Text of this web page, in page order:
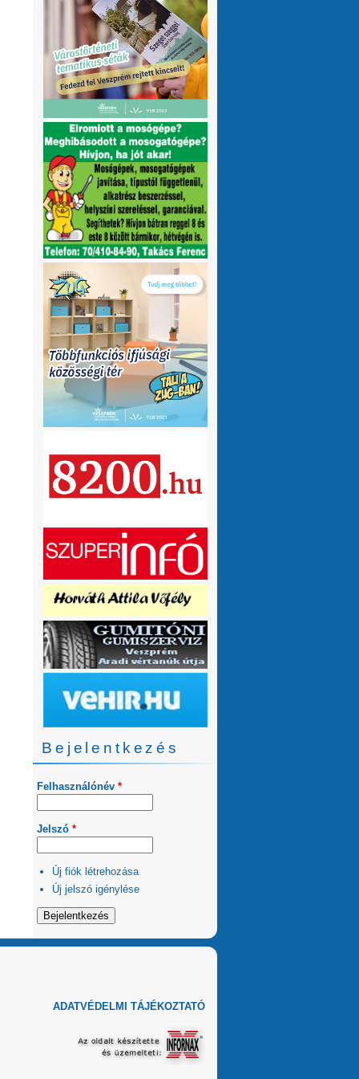
olvasnám.Üdv
10 hónap 1 hét
VMeteo-Zooltán:Remek asszisztens
Köszi az infót. Lehet mit böngészni.
1 év 2 hónap
P.Csaba:Űjra elérhetőek a honlapomon
a klíma adatok (2007-től, havi
részletességgel, napi bontásban):
https://tinyurl.com/24vslpzg A ChatGPT 3
perc alatt megtalálta a hibát a PHP-ben,
ami nekem hónapok óta nem sikerült...
1 év 2 hónap
VMeteo-Zooltán:Nézd már, van itt egy
üzenőfal
1 év 2 hónap
P.Csaba: 1 év 4 hónap
VMeteo-Zooltán Hopp, meggyógyult
1 év 4 hónap
VMeteo-Zooltán Kivételesen nem
Valami frissítés rosszul sikerült :/
hónap
Bejelentkezés
Felhasználónév *
Jelszó *
Új fiók létrehozása
Új jelszó igénylése
ADATVÉDELMI TÁJÉKOZTATÓ